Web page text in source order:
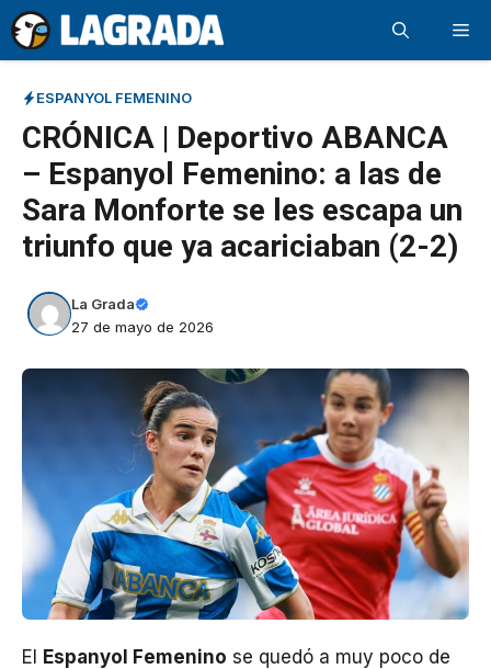
Saltar
al
contenido
ESPANYOL FEMENINO
CRÓNICA | Deportivo ABANCA
– Espanyol Femenino: a las de
Sara Monforte se les escapa un
triunfo que ya acariciaban (2-2)
La Grada
27 de mayo de 2026
El Espanyol Femenino se quedó a muy poco de